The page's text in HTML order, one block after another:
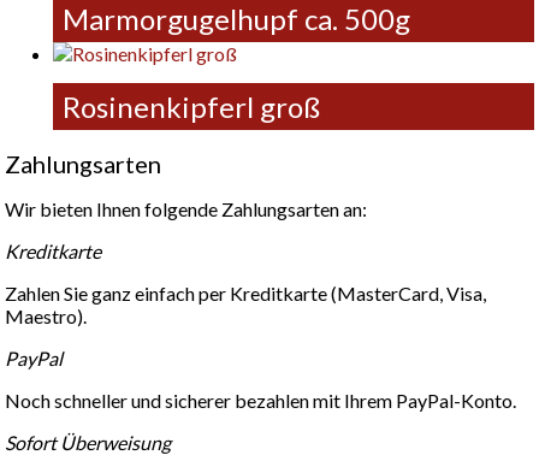
Marmorgugelhupf ca. 500g
Rosinenkipferl groß
Zahlungsarten
Wir bieten Ihnen folgende Zahlungsarten an:
Kreditkarte
Zahlen Sie ganz einfach per Kreditkarte (MasterCard, Visa,
Maestro).
PayPal
Noch schneller und sicherer bezahlen mit Ihrem PayPal-Konto.
Sofort Überweisung